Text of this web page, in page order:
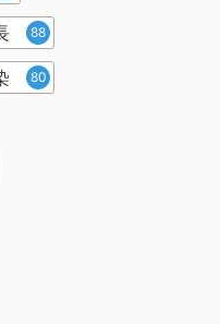
88
80